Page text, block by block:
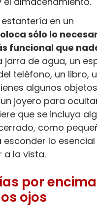
en un
sólo lo
funcional que
jarra de agua, un
teléfono, un libro,
algunos objetos
joyero para
que se incluya
como
esconder lo
a la vista.
por
ojos